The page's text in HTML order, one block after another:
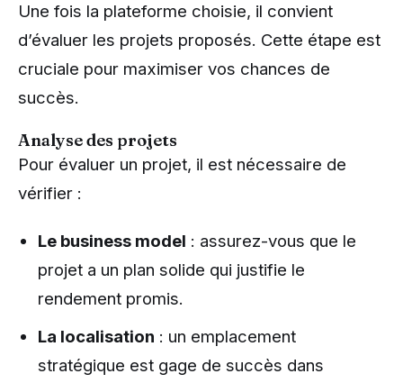
Une fois la plateforme choisie, il convient
d’évaluer les projets proposés. Cette étape est
cruciale pour maximiser vos chances de
succès.
Analyse des projets
Pour évaluer un projet, il est nécessaire de
vérifier :
Le business model : assurez-vous que le
projet a un plan solide qui justifie le
rendement promis.
La localisation : un emplacement
stratégique est gage de succès dans